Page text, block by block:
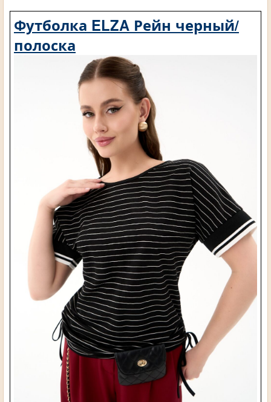
Футболка ELZA Рейн черный/
полоска